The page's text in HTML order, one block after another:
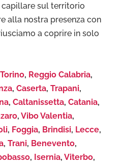
sul territorio
alla nostra presenza con
a coprire in solo
Torino, Reggio Calabria,
, Caserta, Trapani,
, Caltanissetta, Catania,
, Vibo Valentia,
, Foggia, Brindisi, Lecce,
, Trani, Benevento,
, Isernia, Viterbo,